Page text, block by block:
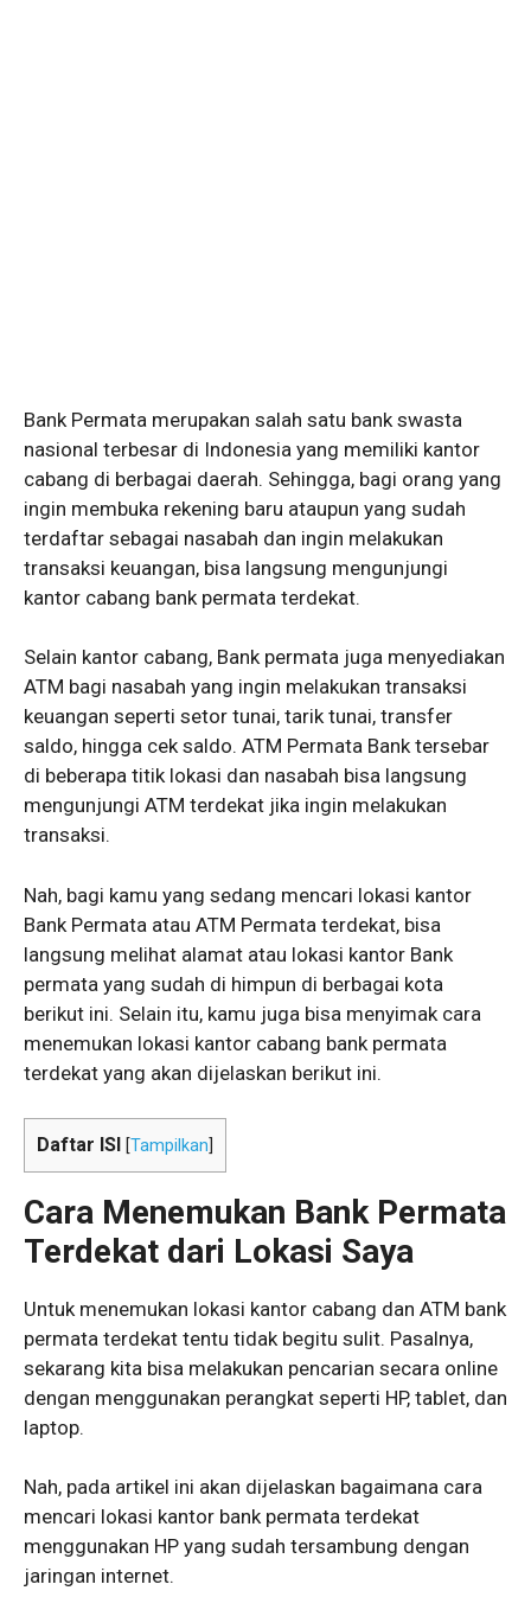
Bank Permata merupakan salah satu bank swasta
nasional terbesar di Indonesia yang memiliki kantor
cabang di berbagai daerah. Sehingga, bagi orang yang
ingin membuka rekening baru ataupun yang sudah
terdaftar sebagai nasabah dan ingin melakukan
transaksi keuangan, bisa langsung mengunjungi
kantor cabang bank permata terdekat.
Selain kantor cabang, Bank permata juga menyediakan
ATM bagi nasabah yang ingin melakukan transaksi
keuangan seperti setor tunai, tarik tunai, transfer
saldo, hingga cek saldo. ATM Permata Bank tersebar
di beberapa titik lokasi dan nasabah bisa langsung
mengunjungi ATM terdekat jika ingin melakukan
transaksi.
Nah, bagi kamu yang sedang mencari lokasi kantor
Bank Permata atau ATM Permata terdekat, bisa
langsung melihat alamat atau lokasi kantor Bank
permata yang sudah di himpun di berbagai kota
berikut ini. Selain itu, kamu juga bisa menyimak cara
menemukan lokasi kantor cabang bank permata
terdekat yang akan dijelaskan berikut ini.
Daftar ISI Tampilkan
Cara Menemukan Bank Permata
Terdekat dari Lokasi Saya
Untuk menemukan lokasi kantor cabang dan ATM bank
permata terdekat tentu tidak begitu sulit. Pasalnya,
sekarang kita bisa melakukan pencarian secara online
dengan menggunakan perangkat seperti HP, tablet, dan
laptop.
Nah, pada artikel ini akan dijelaskan bagaimana cara
mencari lokasi kantor bank permata terdekat
menggunakan HP yang sudah tersambung dengan
jaringan internet.